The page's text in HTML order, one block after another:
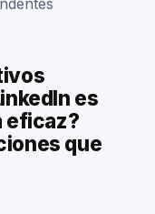
es
eficaz?
que